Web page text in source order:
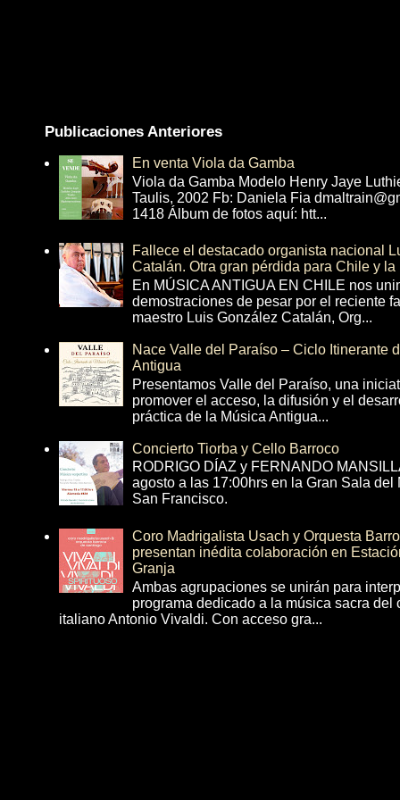
Publicaciones Anteriores
En venta Viola da Gamba
Viola da Gamba Modelo Henry Jaye
Taulis, 2002 Fb: Daniela Fia
1418 Álbum de fotos aquí: htt...
Fallece el destacado organista nacional
Catalán. Otra gran pérdida para Chile y la
En MÚSICA ANTIGUA EN CHILE nos
demostraciones de pesar por el reciente
maestro Luis González Catalán, Org...
Nace Valle del Paraíso – Ciclo Itinerante
Antigua
Presentamos Valle del Paraíso, una
promover el acceso, la difusión y el
práctica de la Música Antigua...
Concierto Tiorba y Cello Barroco
RODRIGO DÍAZ y FERNANDO
agosto a las 17:00hrs en la Gran Sala
San Francisco.
Coro Madrigalista Usach y Orquesta
presentan inédita colaboración en
Granja
Ambas agrupaciones se unirán para
programa dedicado a la música sacra del
italiano Antonio Vivaldi. Con acceso gra...